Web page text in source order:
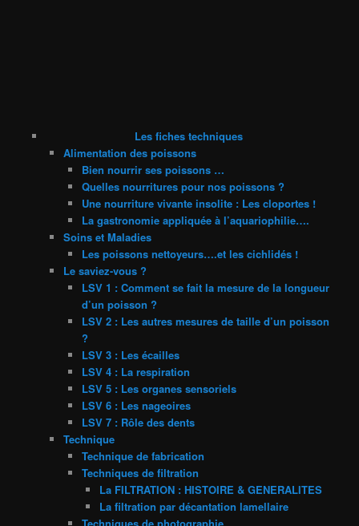
Les fiches techniques
Alimentation des poissons
Bien nourrir ses poissons …
Quelles nourritures pour nos poissons ?
Une nourriture vivante insolite : Les cloportes !
La gastronomie appliquée à l’aquariophilie….
Soins et Maladies
Les poissons nettoyeurs….et les cichlidés !
Le saviez-vous ?
LSV 1 : Comment se fait la mesure de la longueur
d’un poisson ?
LSV 2 : Les autres mesures de taille d’un poisson
?
LSV 3 : Les écailles
LSV 4 : La respiration
LSV 5 : Les organes sensoriels
LSV 6 : Les nageoires
LSV 7 : Rôle des dents
Technique
Technique de fabrication
Techniques de filtration
La FILTRATION : HISTOIRE & GENERALITES
La filtration par décantation lamellaire